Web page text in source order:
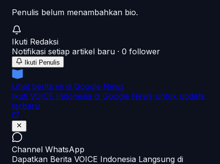
Penulis belum menambahkan bio.
Ikuti Redaksi
Notifikasi setiap artikel baru · 0 follower
Ikuti Penulis
Lihat berita ini di Google News
Ikuti VOICE Indonesia di Google News untuk update
terbaru
Channel WhatsApp
Dapatkan Berita VOICE Indonesia Langsung di